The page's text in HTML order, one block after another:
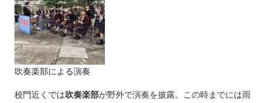
吹奏楽部による演奏
校門近くでは吹奏楽部が野外で演奏を披露。この時までには雨